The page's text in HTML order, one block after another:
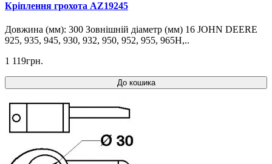
Кріплення грохота AZ19245
Довжина (мм): 300 Зовнішній діаметр (мм) 16 JOHN DEERE
925, 935, 945, 930, 932, 950, 952, 955, 965H,..
1 119грн.
До кошика